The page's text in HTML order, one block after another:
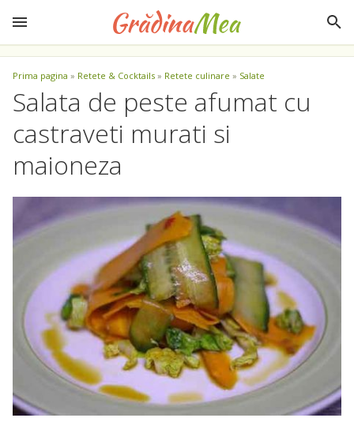
Prima pagina » Retete & Cocktails » Retete culinare » Salate
Salata de peste afumat cu
castraveti murati si
maioneza